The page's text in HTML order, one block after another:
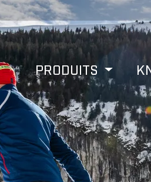
PRODUITS